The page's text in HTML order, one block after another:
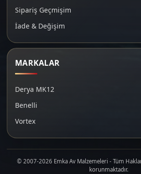
Sipariş Geçmişim
İade & Değişim
MARKALAR
Derya MK12
Benelli
Vortex
© 2007-2026 Emka Av Malzemeleri - Tüm
korunmaktadır.